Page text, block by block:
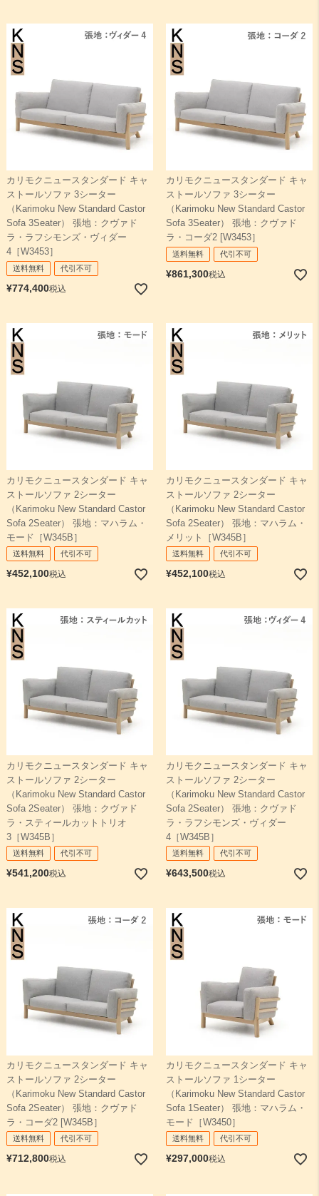
カリモクニュースタンダード キャ
ストールソファ 3シーター
（Karimoku New Standard Castor
Sofa 3Seater） 張地：クヴァド
ラ・ラフシモンズ・ヴィダー
4［W3453］
送料無料 代引不可
¥774,400税込
カリモクニュースタンダード キャ
ストールソファ 3シーター
（Karimoku New Standard Castor
Sofa 3Seater） 張地：クヴァド
ラ・コーダ2 [W3453］
送料無料 代引不可
¥861,300税込
カリモクニュースタンダード キャ
ストールソファ 2シーター
（Karimoku New Standard Castor
Sofa 2Seater） 張地：マハラム・
モード［W345B］
送料無料 代引不可
¥452,100税込
カリモクニュースタンダード キャ
ストールソファ 2シーター
（Karimoku New Standard Castor
Sofa 2Seater） 張地：マハラム・
メリット［W345B］
送料無料 代引不可
¥452,100税込
カリモクニュースタンダード キャ
ストールソファ 2シーター
（Karimoku New Standard Castor
Sofa 2Seater） 張地：クヴァド
ラ・スティールカットトリオ
3［W345B］
送料無料 代引不可
¥541,200税込
カリモクニュースタンダード キャ
ストールソファ 2シーター
（Karimoku New Standard Castor
Sofa 2Seater） 張地：クヴァド
ラ・ラフシモンズ・ヴィダー
4［W345B］
送料無料 代引不可
¥643,500税込
カリモクニュースタンダード キャ
ストールソファ 2シーター
（Karimoku New Standard Castor
Sofa 2Seater） 張地：クヴァド
ラ・コーダ2 [W345B］
送料無料 代引不可
¥712,800税込
カリモクニュースタンダード キャ
ストールソファ 1シーター
（Karimoku New Standard Castor
Sofa 1Seater） 張地：マハラム・
モード［W3450］
送料無料 代引不可
¥297,000税込